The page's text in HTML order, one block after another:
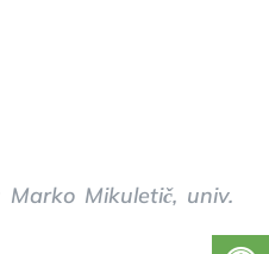
Mikuletič, univ.